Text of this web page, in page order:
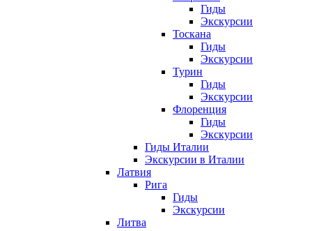
Гиды
Экскурсии
Тоскана
Гиды
Экскурсии
Турин
Гиды
Экскурсии
Флоренция
Гиды
Экскурсии
Гиды Италии
Экскурсии в Италии
Латвия
Рига
Гиды
Экскурсии
Литва